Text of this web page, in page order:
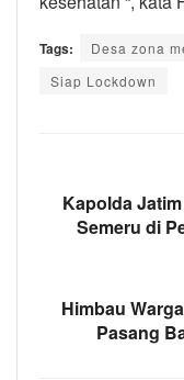
Tags: Desa zona
Siap Lockdown
Kapolda
Semeru di
Himbau
Pasang